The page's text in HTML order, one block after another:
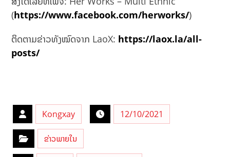
(https://www.facebook.com/herworks/)
ຕິດຕາມຂ່າວທັງໝົດຈາກ LaoX: https://laox.la/all-
posts/
Kongxay 12/10/2021
ຂ່າວພາຍໃນ